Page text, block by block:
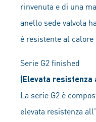
rinvenuta e di una
anello sede valvola
è resistente al calore
Serie G2 finished
(Elevata resistenza
La serie G2 è
elevata resistenza